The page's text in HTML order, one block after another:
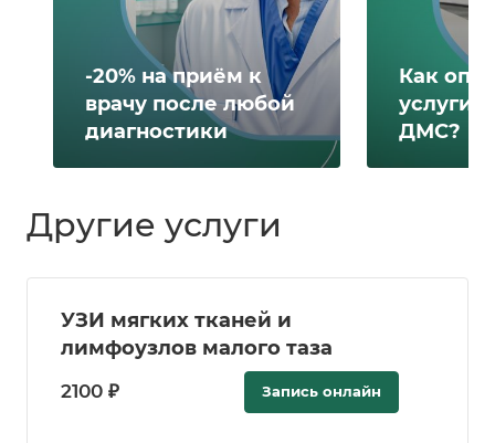
-20% на приём к
врачу после любой
диагностики
Как
услуги
ДМС?
Другие услуги
УЗИ мягких тканей и
лимфоузлов малого таза
2100 ₽ Запись онлайн